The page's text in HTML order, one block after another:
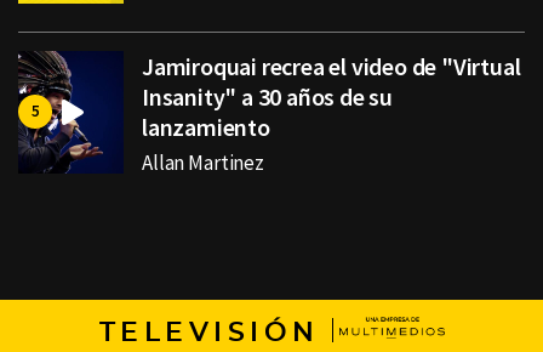
Jamiroquai recrea el video de "Virtual
Insanity" a 30 años de su
lanzamiento
Allan Martinez
TELEVISIÓN